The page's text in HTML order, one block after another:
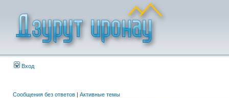
Вход
Сообщения без ответов | Активные темы